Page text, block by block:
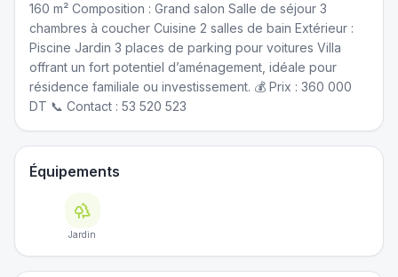
160 m² Composition : Grand salon Salle de séjour 3
chambres à coucher Cuisine 2 salles de bain Extérieur :
Piscine Jardin 3 places de parking pour voitures Villa
offrant un fort potentiel d’aménagement, idéale pour
résidence familiale ou investissement. 💰 Prix : 360 000
DT 📞 Contact : 53 520 523
Équipements
Jardin